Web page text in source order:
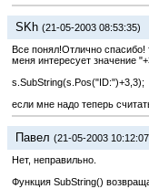
SKh (21-05-2003 08:53:35)
Все понял!Отлично спасибо!
меня интересует значение
s.SubString(s.Pos("ID:")+3,3);
если мне надо теперь
Павел (21-05-2003
Нет, неправильно.
Функция SubString()